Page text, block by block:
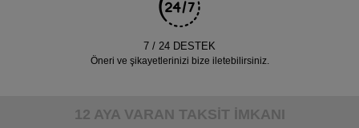
7 / 24 DESTEK
Öneri ve şikayetlerinizi bize iletebilirsiniz.
12 AYA VARAN TAKSİT İMKANI